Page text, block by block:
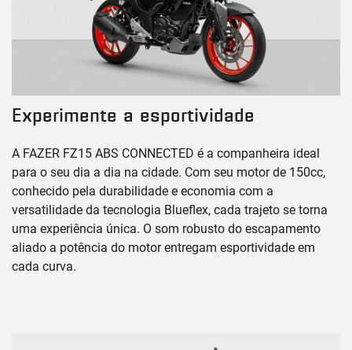
Experimente a esportividade
A FAZER FZ15 ABS CONNECTED é a companheira ideal
para o seu dia a dia na cidade. Com seu motor de 150cc,
conhecido pela durabilidade e economia com a
versatilidade da tecnologia Blueflex, cada trajeto se torna
uma experiência única. O som robusto do escapamento
aliado a potência do motor entregam esportividade em
cada curva.